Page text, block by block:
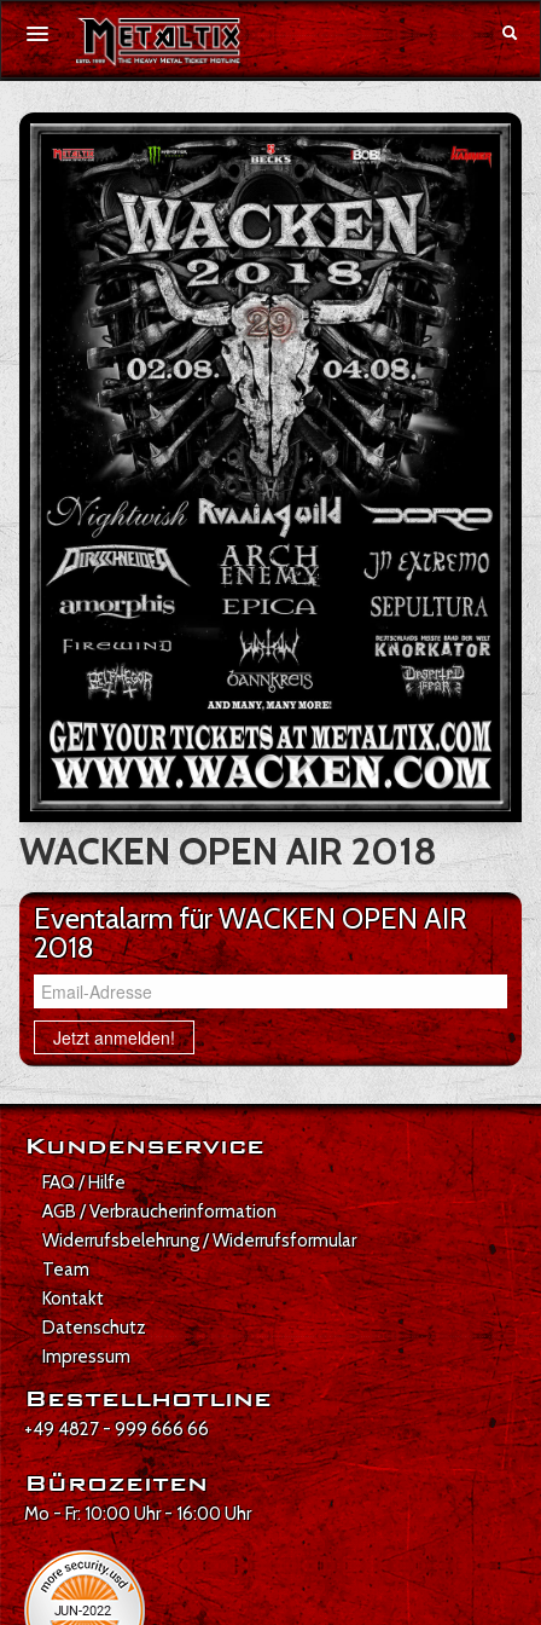
Konzerte
Festivals
Gutschein
Merchandise
DE | EN
Anmelden
WACKEN OPEN AIR 2018
Eventalarm für WACKEN OPEN AIR
2018
Email-Adresse
Jetzt anmelden!
Kundenservice
FAQ / Hilfe
AGB / Verbraucherinformation
Widerrufsbelehrung / Widerrufsformular
Team
Kontakt
Datenschutz
Impressum
Bestellhotline
+49 4827 - 999 666 66
Bürozeiten
Mo - Fr: 10:00 Uhr - 16:00 Uhr